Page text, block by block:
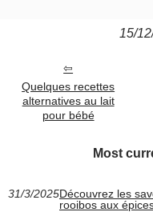
15/
Quelques recettes
alternatives au lait
pour bébé
Most
31/3/2025Découvrez les
rooibos aux